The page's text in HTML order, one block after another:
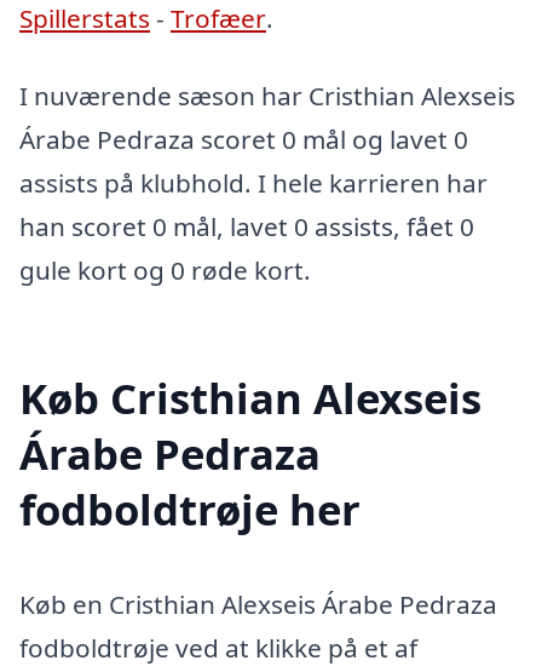
Spillerstats - Trofæer.
I nuværende sæson har Cristhian Alexseis
Árabe Pedraza scoret 0 mål og lavet 0
assists på klubhold. I hele karrieren har
han scoret 0 mål, lavet 0 assists, fået 0
gule kort og 0 røde kort.
Køb Cristhian Alexseis
Árabe Pedraza
fodboldtrøje her
Køb en Cristhian Alexseis Árabe Pedraza
fodboldtrøje ved at klikke på et af